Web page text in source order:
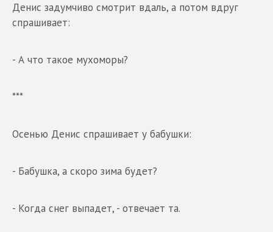
Денис задумчиво смотрит вдаль, а потом вдруг
спрашивает:
- А что такое мухоморы?
***
Осенью Денис спрашивает у бабушки:
- Бабушка, а скоро зима будет?
- Когда снег выпадет, - отвечает та.